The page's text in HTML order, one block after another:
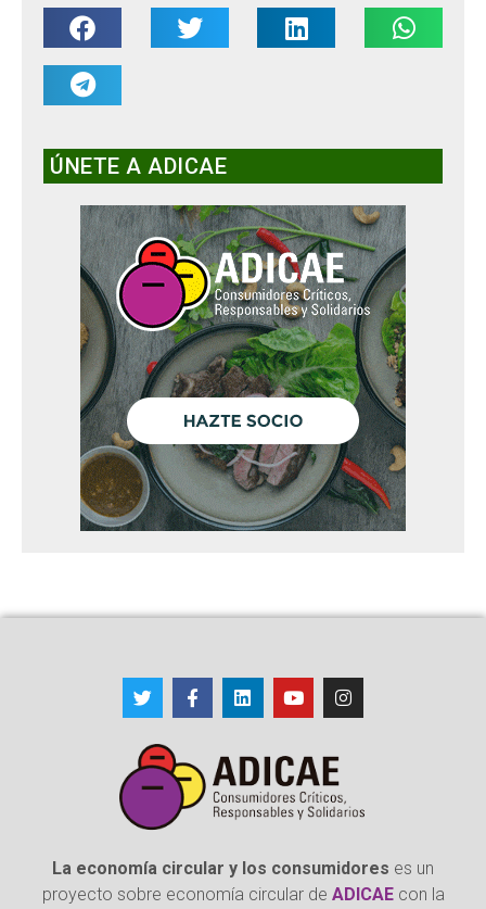
ÚNETE A ADICAE
La economía circular y los consumidores es un
proyecto sobre economía circular de ADICAEcon la